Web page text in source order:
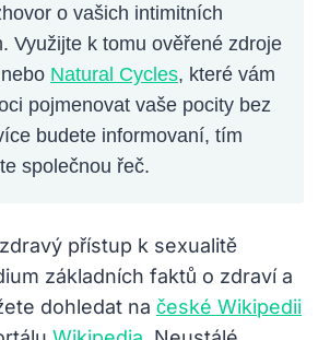
o vašich intimitních
Využijte k tomu ověřené zdroje
nebo Natural Cycles, které vám
pojmenovat vaše pocity bez
budete informovaní, tím
společnou řeč.
přístup k sexualitě
základních faktů o zdraví a
dohledat na české Wikipedii